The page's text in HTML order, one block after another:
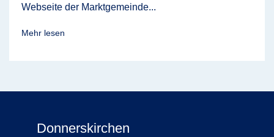
Webseite der Marktgemeinde...
Mehr lesen
Donnerskirchen